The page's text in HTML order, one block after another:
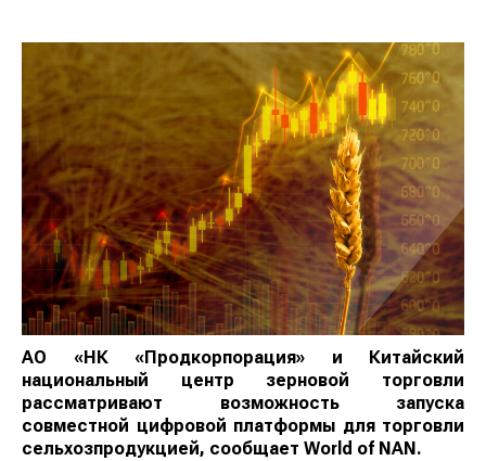
АО «НК «Продкорпорация» и Китайский
национальный центр зерновой торговли
рассматривают возможность запуска совместной
цифровой платформы для торговли
сельхозпродукцией, сообщаетWorld of NAN.